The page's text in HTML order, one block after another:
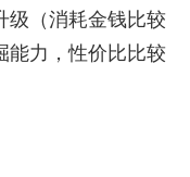
级（消耗金钱比较
能力，性价比比较